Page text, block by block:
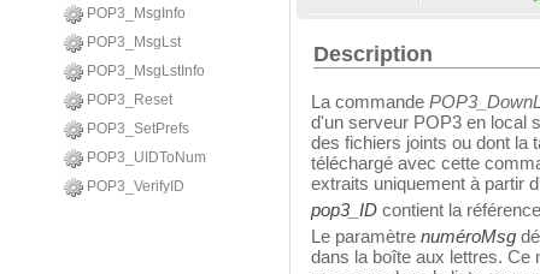
POP3_MsgInfo
POP3_MsgLst
POP3_MsgLstInfo
POP3_Reset
POP3_SetPrefs
POP3_UIDToNum
POP3_VerifyID
Description
La commande
d'un serveur POP3 en local
des fichiers joints ou dont la
téléchargé avec cette
extraits uniquement à partir
pop3_ID contient la
Le paramètre numéroMsg
dans la boîte aux lettres. Ce